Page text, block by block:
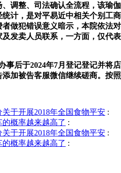
整、司法确认全流程，该瑜伽
计，是对平易近中相关个别工
做犯错误意义暗示，本院依法
发卖人员联系，一方面，仅代
后于2024年7月登记登记并将店
加被告客服微信继续磋商。按
于开展2018年全国食物平安 :
概率越来越高了 :
于开展2018年全国食物平安 :
概率越来越高了 :